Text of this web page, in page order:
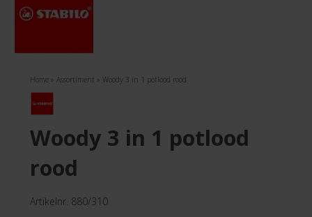
Home » Assortiment » Woody 3 in 1 potlood rood
woody 3 in 1 potlood
rood
Artikelnr. 880/310